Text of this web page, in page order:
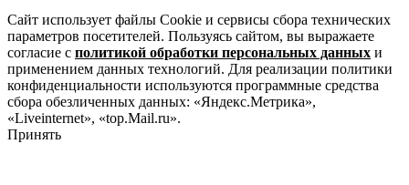
Сайт использует файлы Cookie и сервисы сбора технических
параметров посетителей. Пользуясь сайтом, вы выражаете
согласие с политикой обработки персональных данных и
применением данных технологий. Для реализации политики
конфиденциальности используются программные средства
сбора обезличенных данных: «Яндекс.Метрика»,
«Liveinternet», «top.Mail.ru».
Принять